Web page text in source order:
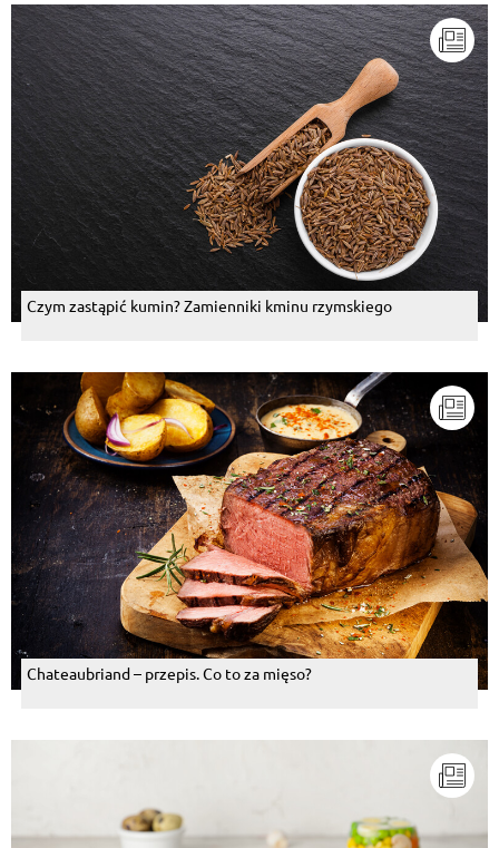
Czym zastąpić kumin? Zamienniki kminu rzymskiego
Chateaubriand – przepis. Co to za mięso?